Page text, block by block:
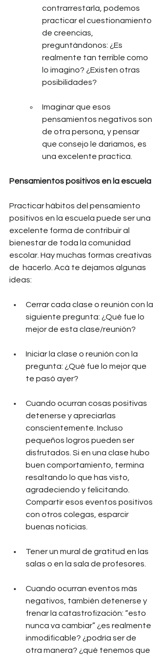
contrarrestarla, podemos
practicar el cuestionamiento
de creencias,
preguntándonos: ¿Es
realmente tan terrible como
lo imagino? ¿Existen otras
posibilidades?
Imaginar que esos
pensamientos negativos son
de otra persona, y pensar
que consejo le dariamos, es
una excelente practica.
Pensamientos positivos en la escuela
Practicar hábitos del pensamiento
positivos en la escuela puede ser una
excelente forma de contribuir al
bienestar de toda la comunidad
escolar. Hay muchas formas creativas
de  hacerlo. Acá te dejamos algunas
ideas:
Cerrar cada clase o reunión con la
siguiente pregunta: ¿Qué fue lo
mejor de esta clase/reunión?
Iniciar la clase o reunión con la
pregunta: ¿Qué fue lo mejor que
te pasó ayer?
Cuando ocurran cosas positivas
detenerse y apreciarlas
conscientemente. Incluso
pequeños logros pueden ser
disfrutados. Si en una clase hubo
buen comportamiento, termina
resaltando lo que has visto,
agradeciendo y felicitando.
Compartir esos eventos positivos
con otros colegas, esparcir
buenas noticias.
Tener un mural de gratitud en las
salas o en la sala de profesores.
Cuando ocurran eventos más
negativos, también detenerse y
frenar la catastrofización: “esto
nunca va cambiar” ¿es realmente
inmodificable? ¿podría ser de
otra manera? ¿qué tenemos que